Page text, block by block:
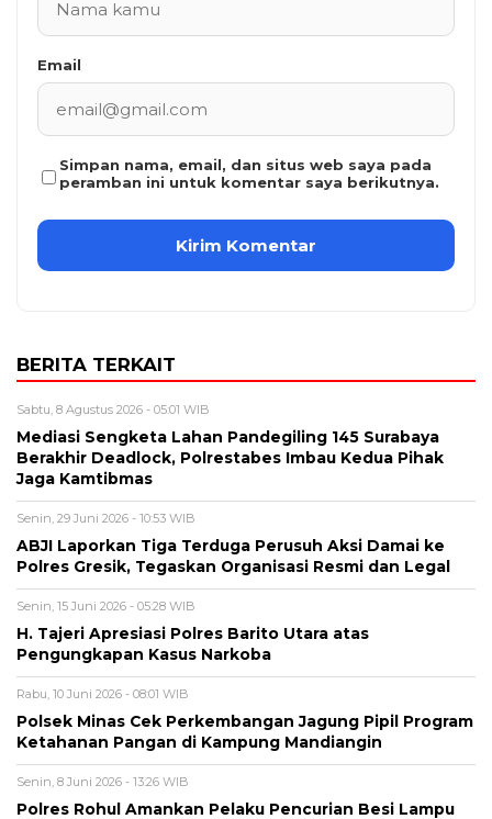
Email
Simpan nama, email, dan situs web saya pada
peramban ini untuk komentar saya berikutnya.
BERITA TERKAIT
Sabtu, 8 Agustus 2026 - 05:01 WIB
Mediasi Sengketa Lahan Pandegiling 145 Surabaya
Berakhir Deadlock, Polrestabes Imbau Kedua Pihak
Jaga Kamtibmas
Senin, 29 Juni 2026 - 10:53 WIB
ABJI Laporkan Tiga Terduga Perusuh Aksi Damai ke
Polres Gresik, Tegaskan Organisasi Resmi dan Legal
Senin, 15 Juni 2026 - 05:28 WIB
H. Tajeri Apresiasi Polres Barito Utara atas
Pengungkapan Kasus Narkoba
Rabu, 10 Juni 2026 - 08:01 WIB
Polsek Minas Cek Perkembangan Jagung Pipil Program
Ketahanan Pangan di Kampung Mandiangin
Senin, 8 Juni 2026 - 13:26 WIB
Polres Rohul Amankan Pelaku Pencurian Besi Lampu